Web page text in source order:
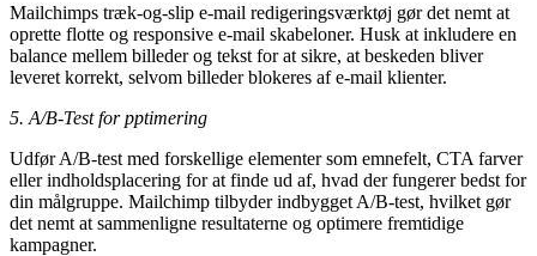
Mailchimps træk-og-slip e-mail redigeringsværktøj gør det nemt at
oprette flotte og responsive e-mail skabeloner. Husk at inkludere en
balance mellem billeder og tekst for at sikre, at beskeden bliver
leveret korrekt, selvom billeder blokeres af e-mail klienter.
5. A/B-Test for pptimering
Udfør A/B-test med forskellige elementer som emnefelt, CTA farver
eller indholdsplacering for at finde ud af, hvad der fungerer bedst for
din målgruppe. Mailchimp tilbyder indbygget A/B-test, hvilket gør
det nemt at sammenligne resultaterne og optimere fremtidige
kampagner.